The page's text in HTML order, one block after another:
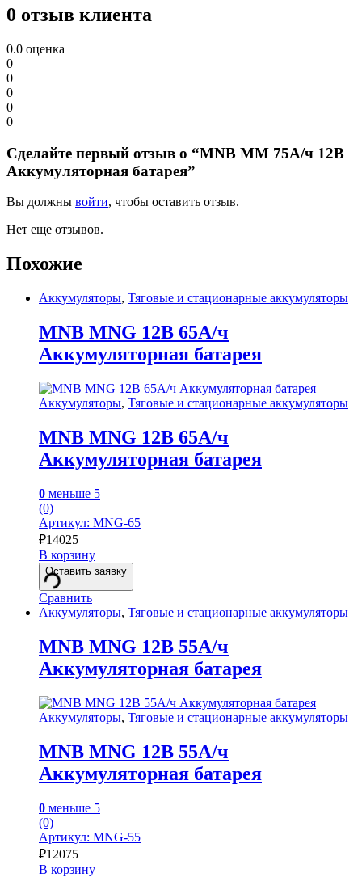
0 отзыв клиента
0.0 оценка
0
0
0
0
0
Сделайте первый отзыв о “MNB MM 75А/ч 12В
Аккумуляторная батарея”
Вы должны войти, чтобы оставить отзыв.
Нет еще отзывов.
Похожие
Аккумуляторы, Тяговые и стационарные аккумуляторы
MNB MNG 12В 65А/ч
Аккумуляторная батарея
Аккумуляторы, Тяговые и стационарные аккумуляторы
MNB MNG 12В 65А/ч
Аккумуляторная батарея
0 меньше 5
(0)
Артикул: MNG-65
₽14025
В корзину
Оставить заявку
Сравнить
Аккумуляторы, Тяговые и стационарные аккумуляторы
MNB MNG 12В 55А/ч
Аккумуляторная батарея
Аккумуляторы, Тяговые и стационарные аккумуляторы
MNB MNG 12В 55А/ч
Аккумуляторная батарея
0 меньше 5
(0)
Артикул: MNG-55
₽12075
В корзину